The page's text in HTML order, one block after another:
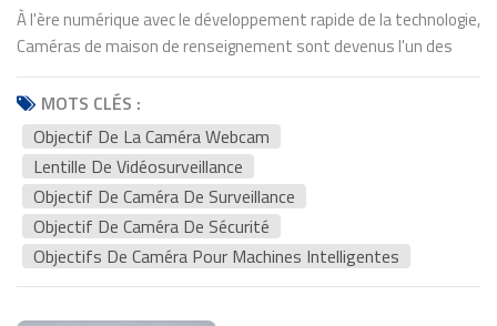
À l'ère numérique avec le développement rapide de la technologie,
Caméras de maison de renseignement sont devenus l'un des
appareils incontournables pour de plus en plus de familles. Ces
lentilles de caméra de surveillance, comme Lentilles de
vidéosurveillance, peut dire directement tout dans l'endroit
surveillé à travers des caméras à distance et leurs appareils
auxiliaires (lentilles, cardan, etc.), offrant une tranquillité d'esprit
et de commodité. Cependant, avec la large application de
caméras à domicile intelligentes, les problèmes de
confidentialité et de sécurité ont progressivement attiré
l'attention des gens. Cet article explorera la question de la
MOTS CLÉS :
Objectif De La Caméra Webcam
Lentille De Vidéosurveillance
Objectif De Caméra De Surveillance
Objectif De Caméra De Sécurité
Objectifs De Caméra Pour Machines Intelligentes